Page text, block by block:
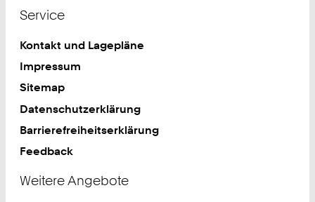
Service
Kontakt und Lagepläne
Impressum
Sitemap
Datenschutzerklärung
Barrierefreiheitserklärung
Feedback
Weitere Angebote